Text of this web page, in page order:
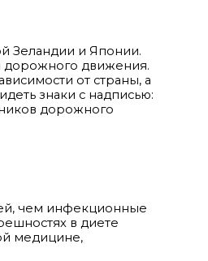
Зеландии и Японии.
дорожного движения.
от страны, а
знаки с надписью:
дорожного
чем инфекционные
в диете
медицине,